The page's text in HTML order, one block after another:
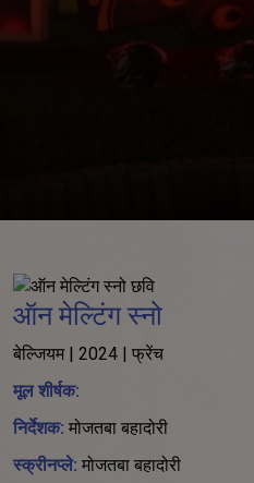
ऑन मेल्टिंग स्नो
बेल्जियम | 2024 | फ्रेंच
मूल शीर्षक:
निर्देशक: मोजतबा बहादोरी
स्क्रीनप्ले: मोजतबा बहादोरी